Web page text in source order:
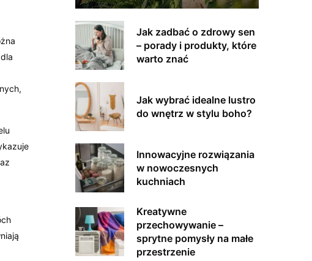
Jak zadbać o zdrowy sen
– porady i produkty, które
warto znać
Jak wybrać idealne lustro
do wnętrz w stylu boho?
Innowacyjne rozwiązania
w nowoczesnych
kuchniach
Kreatywne
przechowywanie –
sprytne pomysły na małe
przestrzenie